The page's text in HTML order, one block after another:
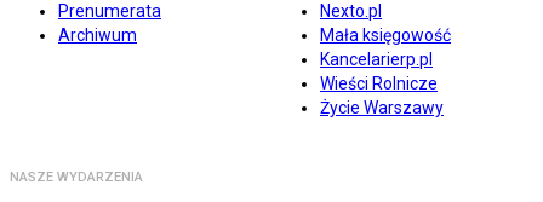
Prenumerata
Archiwum
Nexto.pl
Mała księgowość
Kancelarierp.pl
Wieści Rolnicze
Życie Warszawy
NASZE WYDARZENIA